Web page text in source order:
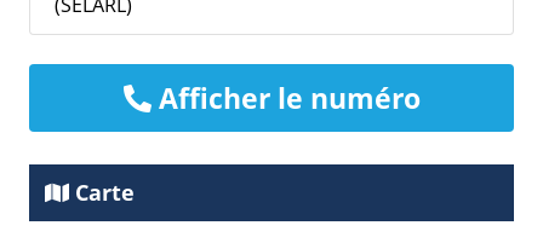
Afficher le numéro
Carte